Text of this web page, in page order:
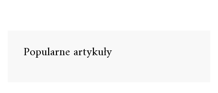
Popularne artykuły